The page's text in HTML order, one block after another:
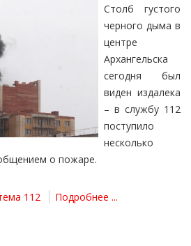
Столб густого
черного дыма в
центре
Архангельска
сегодня был
виден издалека
– в службу 112
поступило
несколько
о пожаре.
112 Подробнее ...